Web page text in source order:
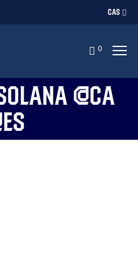
CAS
0
@ca